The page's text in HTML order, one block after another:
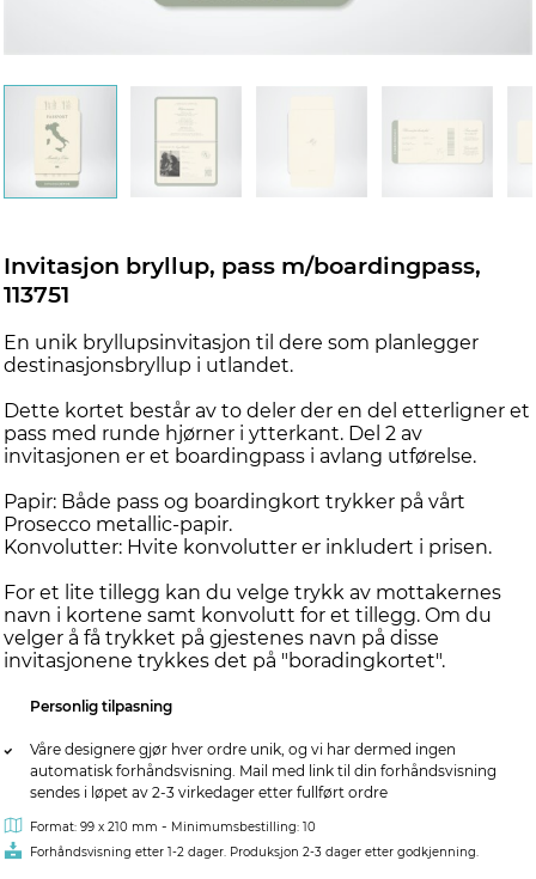
Invitasjon bryllup, pass m/boardingpass,
113751
En unik bryllupsinvitasjon til dere som planlegger
destinasjonsbryllup i utlandet.
Dette kortet består av to deler der en del etterligner et
pass med runde hjørner i ytterkant. Del 2 av
invitasjonen er et boardingpass i avlang utførelse.
Papir: Både pass og boardingkort trykker på vårt
Prosecco metallic-papir.
Konvolutter: Hvite konvolutter er inkludert i prisen.
For et lite tillegg kan du velge trykk av mottakernes
navn i kortene samt konvolutt for et tillegg. Om du
velger å få trykket på gjestenes navn på disse
invitasjonene trykkes det på "boradingkortet".
Personlig tilpasning
Våre designere gjør hver ordre unik, og vi har dermed ingen
automatisk forhåndsvisning. Mail med link til din forhåndsvisning
sendes i løpet av 2-3 virkedager etter fullført ordre
Format: 99 x 210 mm - Minimumsbestilling: 10
Forhåndsvisning etter 1-2 dager. Produksjon 2-3 dager etter godkjenning.